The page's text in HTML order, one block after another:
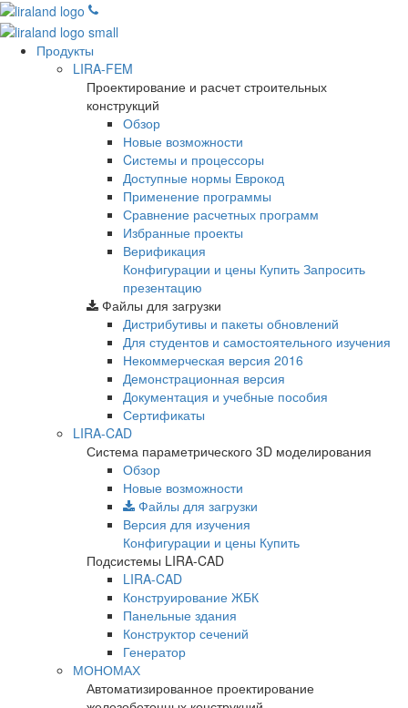
Продукты
LIRA-FEM
Проектирование и расчет строительных
конструкций
Обзор
Новые возможности
Cистемы и процессоры
Доступные нормы Еврокод
Применение программы
Сравнение расчетных программ
Избранные проекты
Верификация
Конфигурации и цены Купить Запросить
презентацию
Файлы для загрузки
Дистрибутивы и пакеты обновлений
Для студентов и самостоятельного изучения
Некоммерческая версия 2016
Демонстрационная версия
Документация и учебные пособия
Сертификаты
LIRA-CAD
Система параметрического 3D моделирования
Обзор
Новые возможности
Файлы для загрузки
Версия для изучения
Конфигурации и цены Купить
Подсистемы LIRA-CAD
LIRA-CAD
Конструирование ЖБК
Панельные здания
Конструктор сечений
Генератор
МОНОМАХ
Автоматизированное проектирование